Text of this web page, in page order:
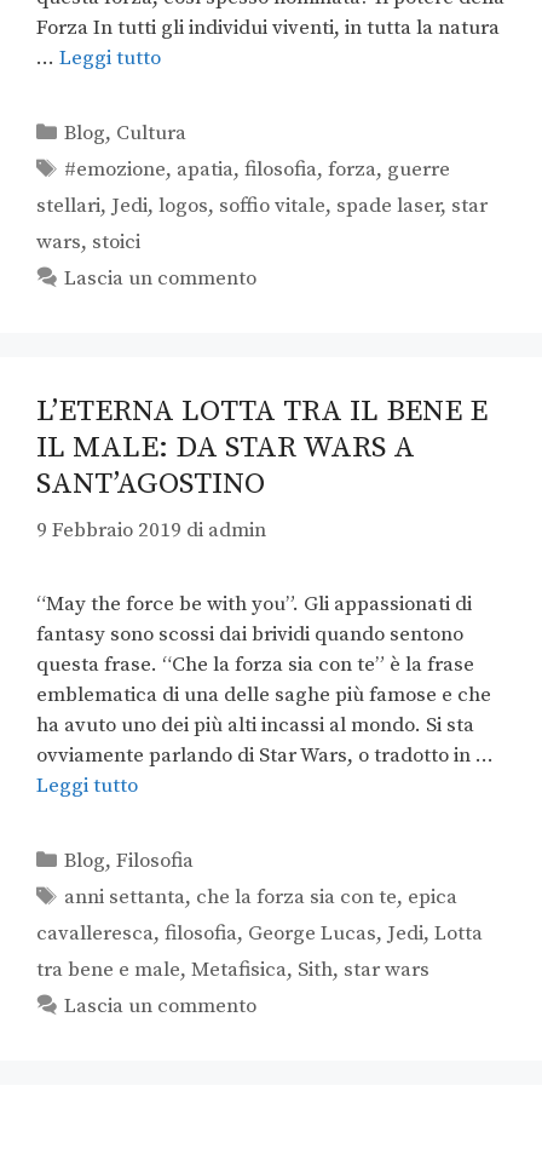
Forza In tutti gli individui viventi, in tutta la natura
… Leggi tutto
Blog, Cultura
#emozione, apatia,filosofia,forza, guerre
stellari, Jedi, logos, soffio vitale, spade laser, star
wars, stoici
Lascia un commento
L’ETERNA LOTTA TRA IL BENE E
IL MALE: DA STAR WARS A
SANT’AGOSTINO
9 Febbraio 2019 di admin
“May the force be with you”. Gli appassionati di
fantasy sono scossi dai brividi quando sentono
questa frase. “Che la forza sia con te” è la frase
emblematica di una delle saghe più famose e che
ha avuto uno dei più alti incassi al mondo. Si sta
ovviamente parlando di Star Wars, o tradotto in …
Leggi tutto
Blog,Filosofia
anni settanta, che la forza sia con te, epica
cavalleresca, filosofia, George Lucas, Jedi, Lotta
tra bene e male, Metafisica, Sith, star wars
Lascia un commento